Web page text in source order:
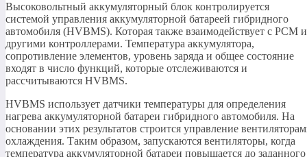
Высоковольтный аккумуляторный блок контролируется
системой управления аккумуляторной батареей гибридного
автомобиля (HVBMS). Которая также взаимодействует с PCM и
другими контроллерами. Температура аккумулятора,
сопротивление элементов, уровень заряда и общее состояние
входят в число функций, которые отслеживаются и
рассчитываются HVBMS.
HVBMS использует датчики температуры для определения
нагрева аккумуляторной батареи гибридного автомобиля. На
основании этих результатов строится управление
охлаждения. Таким образом, запускаются вентиляторы, когда
температура аккумуляторной батареи повышается до заданного